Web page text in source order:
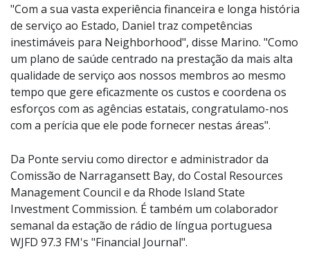
"Com a sua vasta experiência financeira e longa história
de serviço ao Estado, Daniel traz competências
inestimáveis para Neighborhood", disse Marino. "Como
um plano de saúde centrado na prestação da mais alta
qualidade de serviço aos nossos membros ao mesmo
tempo que gere eficazmente os custos e coordena os
esforços com as agências estatais, congratulamo-nos
com a perícia que ele pode fornecer nestas áreas".
Da Ponte serviu como director e administrador da
Comissão de Narragansett Bay, do Costal Resources
Management Council e da Rhode Island State
Investment Commission. É também um colaborador
semanal da estação de rádio de língua portuguesa
WJFD 97.3 FM's "Financial Journal".